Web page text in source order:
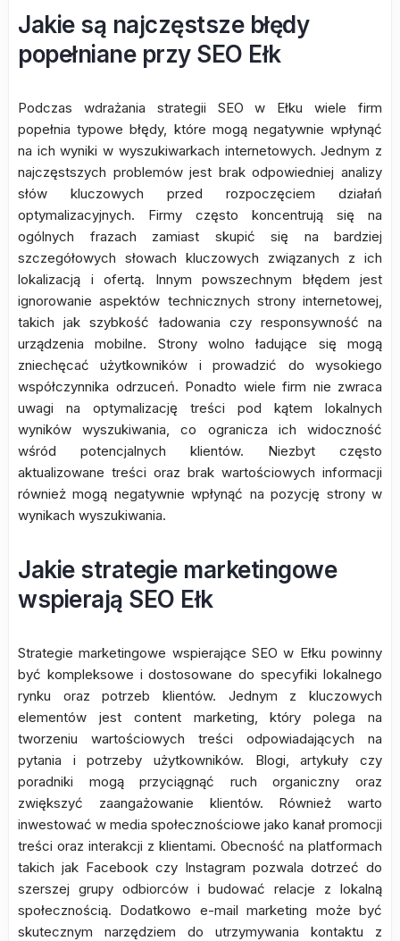
Jakie są najczęstsze błędy
popełniane przy SEO Ełk
Podczas wdrażania strategii SEO w Ełku wiele firm
popełnia typowe błędy, które mogą negatywnie wpłynąć
na ich wyniki w wyszukiwarkach internetowych. Jednym z
najczęstszych problemów jest brak odpowiedniej analizy
słów kluczowych przed rozpoczęciem działań
optymalizacyjnych. Firmy często koncentrują się na
ogólnych frazach zamiast skupić się na bardziej
szczegółowych słowach kluczowych związanych z ich
lokalizacją i ofertą. Innym powszechnym błędem jest
ignorowanie aspektów technicznych strony internetowej,
takich jak szybkość ładowania czy responsywność na
urządzenia mobilne. Strony wolno ładujące się mogą
zniechęcać użytkowników i prowadzić do wysokiego
współczynnika odrzuceń. Ponadto wiele firm nie zwraca
uwagi na optymalizację treści pod kątem lokalnych
wyników wyszukiwania, co ogranicza ich widoczność
wśród potencjalnych klientów. Niezbyt często
aktualizowane treści oraz brak wartościowych informacji
również mogą negatywnie wpłynąć na pozycję strony w
wynikach wyszukiwania.
Jakie strategie marketingowe
wspierają SEO Ełk
Strategie marketingowe wspierające SEO w Ełku powinny
być kompleksowe i dostosowane do specyfiki lokalnego
rynku oraz potrzeb klientów. Jednym z kluczowych
elementów jest content marketing, który polega na
tworzeniu wartościowych treści odpowiadających na
pytania i potrzeby użytkowników. Blogi, artykuły czy
poradniki mogą przyciągnąć ruch organiczny oraz
zwiększyć zaangażowanie klientów. Również warto
inwestować w media społecznościowe jako kanał promocji
treści oraz interakcji z klientami. Obecność na platformach
takich jak Facebook czy Instagram pozwala dotrzeć do
szerszej grupy odbiorców i budować relacje z lokalną
społecznością. Dodatkowo e-mail marketing może być
skutecznym narzędziem do utrzymywania kontaktu z